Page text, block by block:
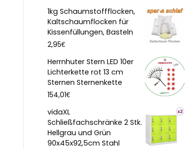
1kg Schaumstoffflocken,
Kaltschaumflocken für
Kissenfüllungen, Basteln
2,95€
Herrnhuter Stern LED 10er
Lichterkette rot 13 cm
Sternen Sternenkette
154,01€
vidaXL
Schließfachschränke 2 Stk.
Hellgrau und Grün
90x45x92,5cm Stahl